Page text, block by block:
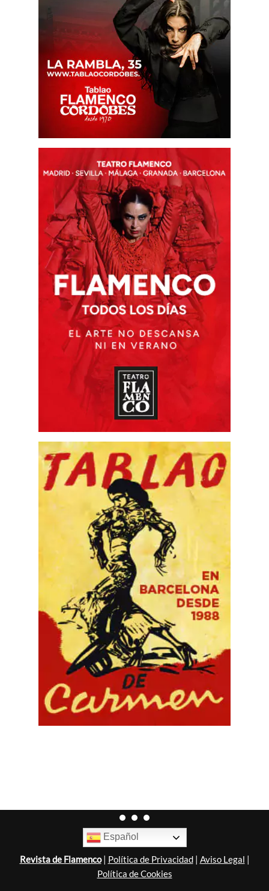
Español
Revista de Flamenco| Política de Privacidad| Aviso Legal |
Política de Cookies